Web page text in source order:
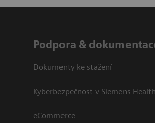
Podpora &
Dokumenty ke stažení
Kyberbezpečnost v Siemens
eCommerce